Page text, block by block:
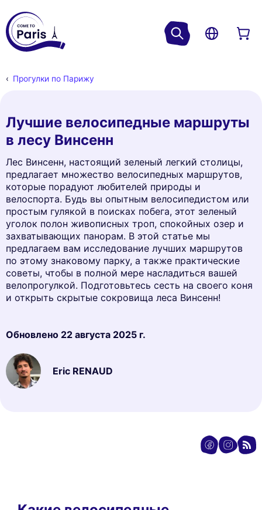
Прогулки по Парижу
Лучшие велосипедные маршруты
в лесу Винсенн
Лес Винсенн, настоящий зеленый легкий столицы,
предлагает множество велосипедных маршрутов,
которые порадуют любителей природы и
велоспорта. Будь вы опытным велосипедистом или
простым гулякой в поисках побега, этот зеленый
уголок полон живописных троп, спокойных озер и
захватывающих панорам. В этой статье мы
предлагаем вам исследование лучших маршрутов
по этому знаковому парку, а также практические
советы, чтобы в полной мере насладиться вашей
велопрогулкой. Подготовьтесь сесть на своего коня
и открыть скрытые сокровища леса Винсенн!
Обновлено 22 августа 2025 г.
Eric RENAUD